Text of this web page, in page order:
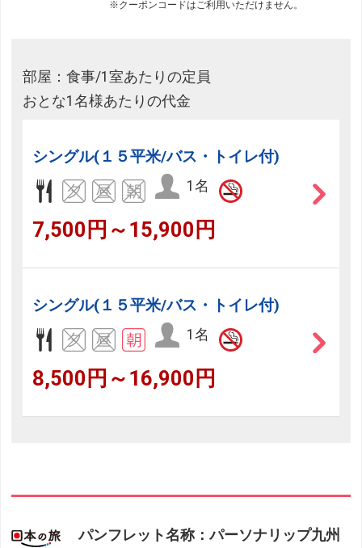
※クーポンコードはご利用いただけません。
部屋：食事/1室あたりの定員
おとな1名様あたりの代金
シングル(１５平米/バス・トイレ付)
1名
7,500円～15,900円
シングル(１５平米/バス・トイレ付)
1名
8,500円～16,900円
パンフレット名称：パーソナリップ九州